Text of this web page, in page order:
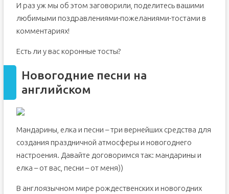
И раз уж мы об этом заговорили, поделитесь вашими
любимыми поздравлениями-пожеланиями-тостами в
комментариях!
Есть ли у вас коронные тосты?
Новогодние песни на
английском
Мандарины, елка и песни – три вернейших средства для
создания праздничной атмосферы и новогоднего
настроения. Давайте договоримся так: мандарины и
елка – от вас, песни – от меня))
В англоязычном мире рождественских и новогодних